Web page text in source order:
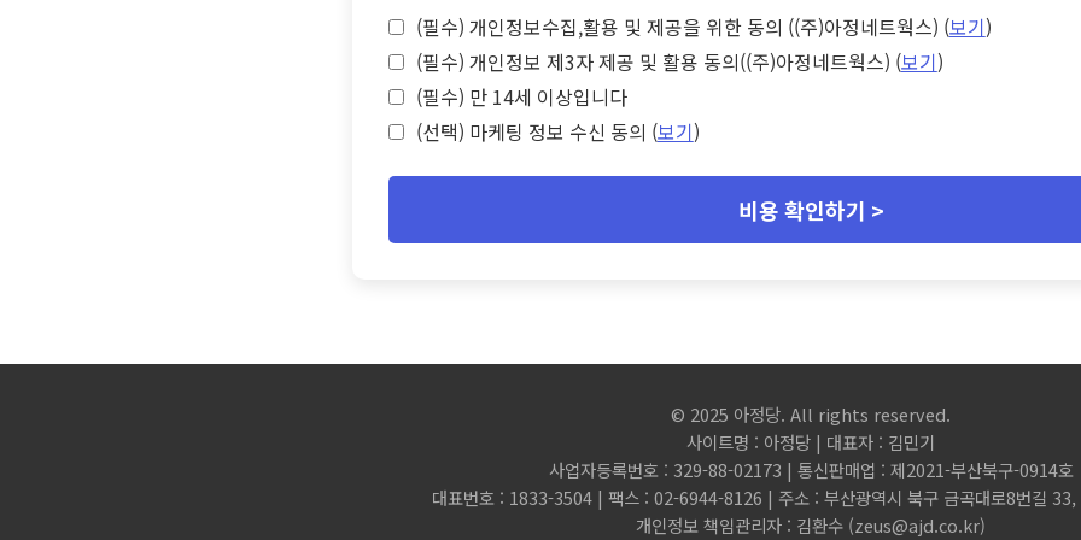
(필수) 개인정보수집,활용 및 제공을 위한 동의 ((주)아정네트웍스) (보기)
(필수) 개인정보 제3자 제공 및 활용 동의((주)아정네트웍스) (보기)
(필수) 만 14세 이상입니다
(선택) 마케팅 정보 수신 동의 (보기)
비용 확인하기 >
© 2025 아정당. All rights reserved.
사이트명 : 아정당 | 대표자 : 김민기
사업자등록번호 : 329-88-02173 | 통신판매업 : 제2021-부산북구-0914호
대표번호 : 1833-3504 | 팩스 : 02-6944-8126 | 주소 : 부산광역시 북구 금곡대로8번길 33,
개인정보 책임관리자 : 김환수 (zeus@ajd.co.kr)